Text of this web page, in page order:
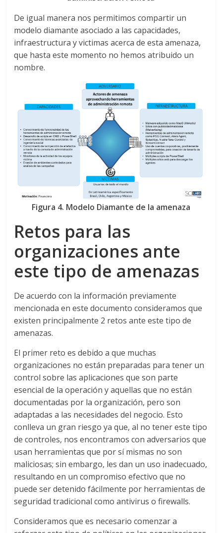
De igual manera nos permitimos compartir un
modelo diamante asociado a las capacidades,
infraestructura y victimas acerca de esta amenaza,
que hasta este momento no hemos atribuido un
nombre.
Figura 4. Modelo Diamante de la amenaza
Retos para las
organizaciones ante
este tipo de amenazas
De acuerdo con la información previamente
mencionada en este documento consideramos que
existen principalmente 2 retos ante este tipo de
amenazas.
El primer reto es debido a que muchas
organizaciones no están preparadas para tener un
control sobre las aplicaciones que son parte
esencial de la operación y aquellas que no están
documentadas por la organización, pero son
adaptadas a las necesidades del negocio. Esto
conlleva un gran riesgo ya que, al no tener este tipo
de controles, nos encontramos con adversarios que
usan herramientas que por sí mismas no son
maliciosas; sin embargo, les dan un uso inadecuado,
resultando en un compromiso efectivo que no
puede ser detenido fácilmente por herramientas de
seguridad tradicional como antivirus o firewalls.
Consideramos que es necesario comenzar a